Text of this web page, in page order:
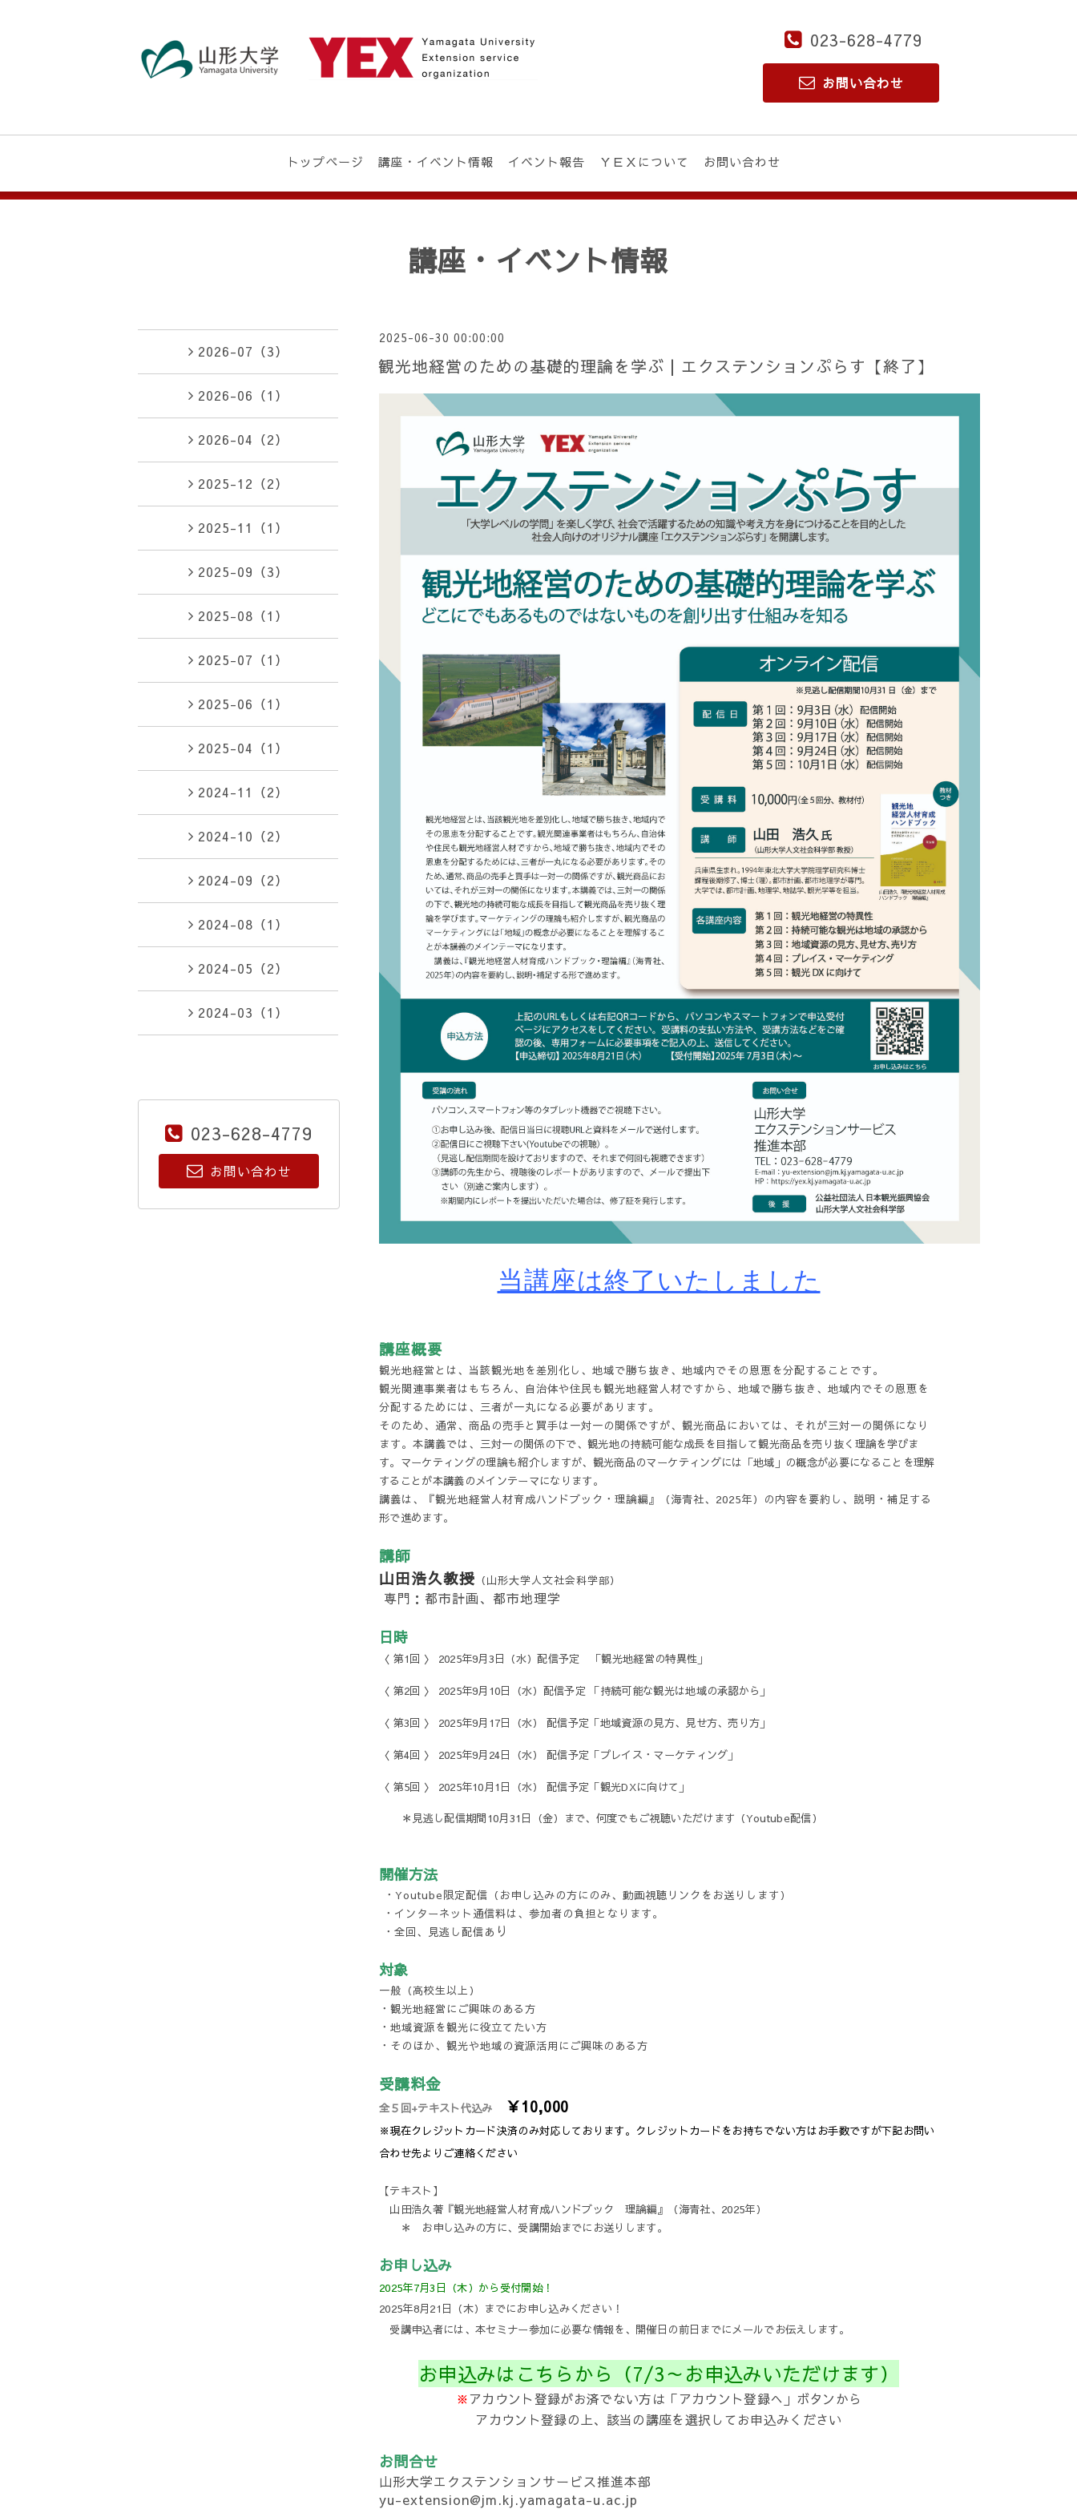
023-628-4779
お問い合わせ
トップページ 講座・イベント情報 イベント報告 ＹＥＸについて お問い合わせ
講座・イベント情報
2025-06-30 00:00:00
観光地経営のための基礎的理論を学ぶ | エクステンションぷらす【終了】
当講座は終了いたしました
講座概要
観光地経営とは、当該観光地を差別化し、地域で勝ち抜き、地域内でその恩恵を分配することです。
観光関連事業者はもちろん、自治体や住民も観光地経営人材ですから、地域で勝ち抜き、地域内でその恩恵を
分配するためには、三者が一丸になる必要があります。
そのため、通常、商品の売手と 買手は一対一の関係ですが、観光商品においては、それが三対一の関係になり
ます。 本講義では、三対一の関係の下で、観光地の持続可能な成長を目指して観光商品を売り抜く理論を学びま
す。マーケティングの理論も紹介しますが、観光商品のマーケティングには「地域」の概念が必要になることを理解
することが本講義のメインテーマになります。
講義は、『観光地経営人材育成ハンドブック・理論編』（海青社、2025年）の内容を要約し、説明・補足する
形で進めます。
講師
山田浩久教授 （山形大学人文社会科学部）
専門：都市計画、都市地理学
日時
〈 第1回 〉 2025年9月3日（水）配信予定 「観光地経営の特異性」
〈 第2回 〉 2025年9月10日（水）配信予定 「持続可能な観光は地域の承認から」
〈 第3回 〉 2025年9月 17日（水） 配信予定「地域資源の見方、見せ方、売り方」
〈 第4回 〉 2025年9月 24日（水） 配信予定「プレイス・マーケティング」
〈 第5回 〉 2025年10月1日（水） 配信予定「観光DXに向けて」
＊見逃し配信期間10月31日（金）まで、何度でもご視聴いただけます（Youtube配信）
開催方法
・Youtube限定配信（お申し込みの方にのみ、動画視聴リンクをお送りします）
・インターネット通信料は、参加者の負担となります。
・全回、見逃し配信あ り
対象
一般（高校生以上）
・観光地経営にご興味のある方
・地域資源を観光に役立てたい方
・そのほか、観光や地域の資源活用にご興味のある方
受講料金
全５回+テキスト代込み ￥10,000
※現在クレジットカード決済のみ対応しております。クレジットカードをお持ちでない方はお手数ですが下記お問い
合わせ先よりご連絡ください
【テキスト】
山田浩久著『観光地経営人材育成ハンドブック 理論編』（海青社、2025年）
＊ お申し込みの方に、受講開始までにお送りします。
お申し込み
2025年7月3日（木）から受付開始！
2025年8月21日（木）までにお申し込みください！
受講申込者には、本セミナー参加に必要な情報を、開催日の前日までにメールでお伝えします。
お申込みはこちらから（7/3～お申込みいただけます）
※アカウント登録がお済でない方は「アカウント登録へ」ボタンから
アカウント登録の上、 該当の講座を選択してお申込みください
お問合せ
山形大学エクステンションサービス推進本部
yu-extension@jm.kj.yamagata-u.ac.jp
2026-07（3）
2026-06（1）
2026-04（2）
2025-12（2）
2025-11（1）
2025-09（3）
2025-08（1）
2025-07（1）
2025-06（1）
2025-04（1）
2024-11（2）
2024-10（2）
2024-09（2）
2024-08（1）
2024-05（2）
2024-03（1）
023-628-4779
お問い合わせ